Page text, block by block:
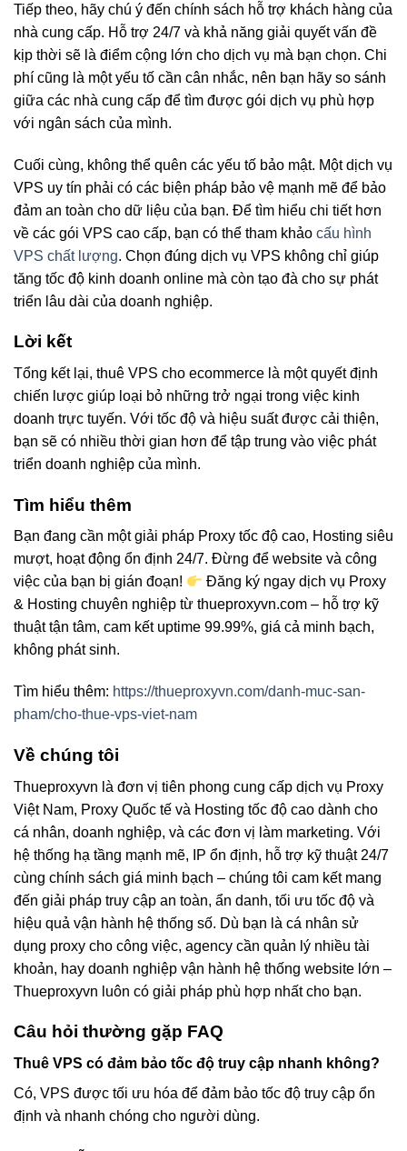
Tiếp theo, hãy chú ý đến chính sách hỗ trợ khách hàng của
nhà cung cấp. Hỗ trợ 24/7 và khả năng giải quyết vấn đề
kịp thời sẽ là điểm cộng lớn cho dịch vụ mà bạn chọn. Chi
phí cũng là một yếu tố cần cân nhắc, nên bạn hãy so sánh
giữa các nhà cung cấp để tìm được gói dịch vụ phù hợp
với ngân sách của mình.
Cuối cùng, không thể quên các yếu tố bảo mật. Một dịch vụ
VPS uy tín phải có các biện pháp bảo vệ mạnh mẽ để bảo
đảm an toàn cho dữ liệu của bạn. Để tìm hiểu chi tiết hơn
về các gói VPS cao cấp, bạn có thể tham khảo cấu hình
VPS chất lượng. Chọn đúng dịch vụ VPS không chỉ giúp
tăng tốc độ kinh doanh online mà còn tạo đà cho sự phát
triển lâu dài của doanh nghiệp.
Lời kết
Tổng kết lại, thuê VPS cho ecommerce là một quyết định
chiến lược giúp loại bỏ những trở ngại trong việc kinh
doanh trực tuyến. Với tốc độ và hiệu suất được cải thiện,
bạn sẽ có nhiều thời gian hơn để tập trung vào việc phát
triển doanh nghiệp của mình.
Tìm hiểu thêm
Bạn đang cần một giải pháp Proxy tốc độ cao, Hosting siêu
mượt, hoạt động ổn định 24/7. Đừng để website và công
việc của bạn bị gián đoạn!
Đăng ký ngay dịch vụ Proxy
& Hosting chuyên nghiệp từ thueproxyvn.com – hỗ trợ kỹ
thuật tận tâm, cam kết uptime 99.99%, giá cả minh bạch,
không phát sinh.
Tìm hiểu thêm: https://thueproxyvn.com/danh-muc-san-
pham/cho-thue-vps-viet-nam
Về chúng tôi
Thueproxyvn là đơn vị tiên phong cung cấp dịch vụ Proxy
Việt Nam, Proxy Quốc tế và Hosting tốc độ cao dành cho
cá nhân, doanh nghiệp, và các đơn vị làm marketing. Với
hệ thống hạ tầng mạnh mẽ, IP ổn định, hỗ trợ kỹ thuật 24/7
cùng chính sách giá minh bạch – chúng tôi cam kết mang
đến giải pháp truy cập an toàn, ẩn danh, tối ưu tốc độ và
hiệu quả vận hành hệ thống số. Dù bạn là cá nhân sử
dụng proxy cho công việc, agency cần quản lý nhiều tài
khoản, hay doanh nghiệp vận hành hệ thống website lớn –
Thueproxyvn luôn có giải pháp phù hợp nhất cho bạn.
Câu hỏi thường gặp FAQ
Thuê VPS có đảm bảo tốc độ truy cập nhanh không?
Có, VPS được tối ưu hóa để đảm bảo tốc độ truy cập ổn
định và nhanh chóng cho người dùng.